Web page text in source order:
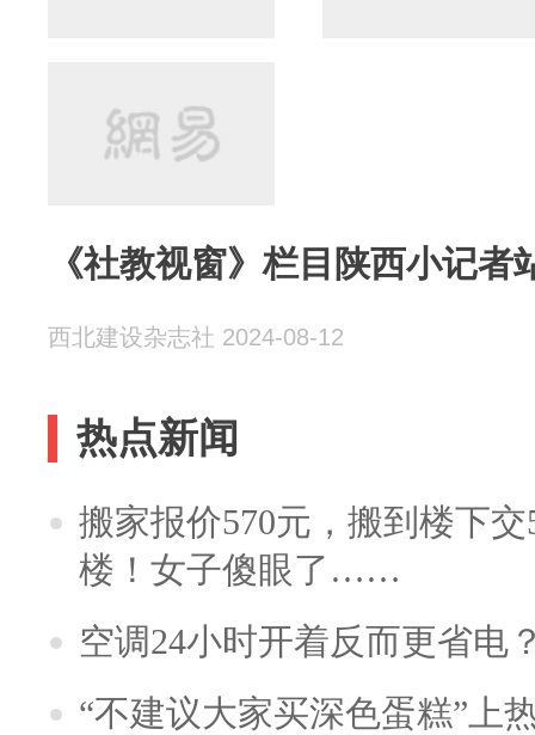
《社教视窗》栏目陕西小记者
西北建设杂志社 2024-08-12
热点新闻
搬家报价570元，搬到楼下
楼！女子傻眼了……
空调24小时开着反而更省电
“不建议大家买深色蛋糕”上